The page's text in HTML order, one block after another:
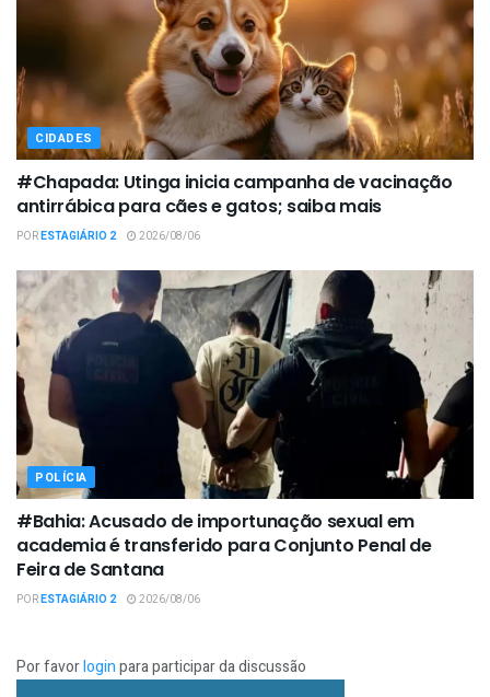
CIDADES
#Chapada: Utinga inicia campanha de vacinação
antirrábica para cães e gatos; saiba mais
PORESTAGIÁRIO 2 2026/08/06
POLÍCIA
#Bahia: Acusado de importunação sexual em
academia é transferido para Conjunto Penal de
Feira de Santana
PORESTAGIÁRIO 2 2026/08/06
Por favorloginpara participar da discussão